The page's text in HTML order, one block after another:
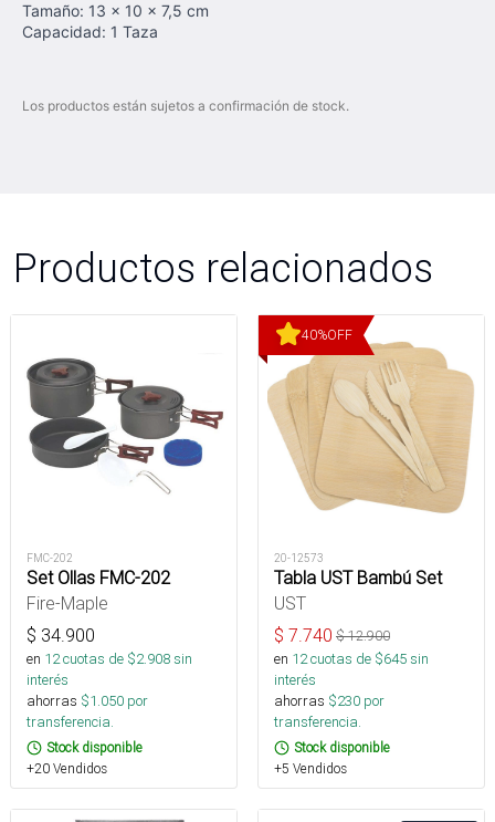
Tamaño: 13 x 10 x 7,5 cm
Capacidad: 1 Taza
Los productos están sujetos a confirmación de stock.
Productos relacionados
FMC-202
Set Ollas FMC-202
Fire-Maple
$ 34.900
en 12cuotas de $2.908sin
interés
ahorras $1.050 por
transferencia.
Stock disponible
+20 Vendidos
40%OFF
20-12573
Tabla UST Bambú Set
UST
$ 7.740 $12.900
en 12cuotas de $645sin
interés
ahorras $230 por
transferencia.
Stock disponible
+5 Vendidos